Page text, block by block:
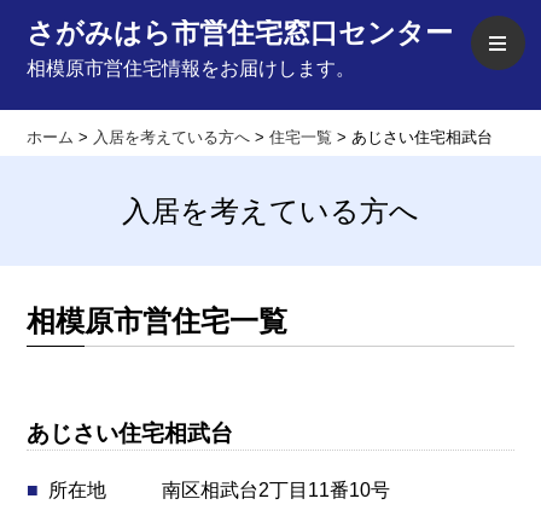
さがみはら市営住宅窓口センター
相模原市営住宅情報をお届けします。
ホーム > 入居を考えている方へ >住宅一覧 > あじさい住宅相武台
入居を考えている方へ
相模原市営住宅一覧
あじさい住宅相武台
所在地 南区相武台2丁目11番10号